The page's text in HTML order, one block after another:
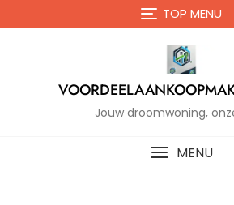
de
TOP MENU
Jouw droomwoning,
MENU